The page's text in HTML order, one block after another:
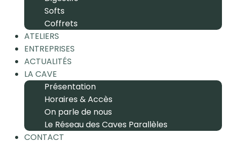
Softs
Coffrets
ATELIERS
ENTREPRISES
ACTUALITÉS
LA CAVE
Présentation
Horaires & Accès
On parle de nous
Le Réseau des Caves Parallèles
CONTACT